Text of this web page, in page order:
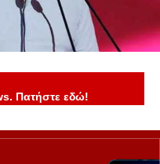
Πατήστε εδώ!